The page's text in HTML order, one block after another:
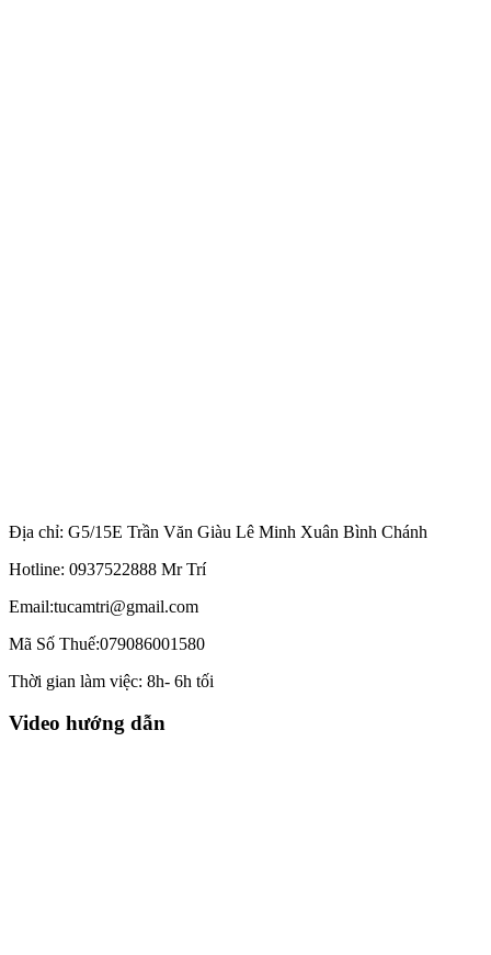
Địa chỉ: G5/15E Trần Văn Giàu Lê Minh Xuân Bình Chánh
Hotline: 0937522888 Mr Trí
Email:tucamtri@gmail.com
Mã Số Thuế:079086001580
Thời gian làm việc: 8h- 6h tối
Video hướng dẫn